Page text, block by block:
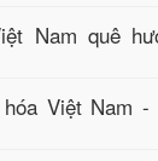
Nam quê
Việt Nam -